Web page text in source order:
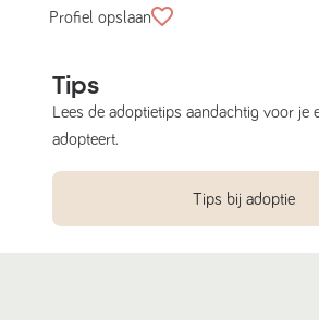
Profiel opslaan
Tips
Lees de adoptietips aandachtig voor je
adopteert.
Tips bij adoptie